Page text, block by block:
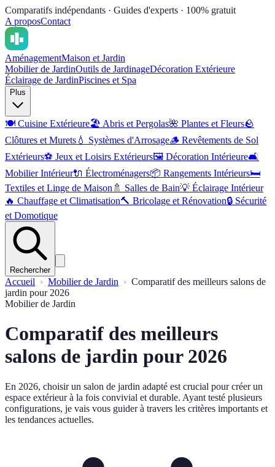
Comparatifs indépendants · Guides d'experts · 100% gratuit
A proposContact
AménagementMaison et Jardin
Mobilier de JardinOutils de JardinageDécoration Extérieure
Éclairage de JardinPiscines et Spa
Plus
🍽️ Cuisine Extérieure🏖️ Abris et Pergolas🌺 Plantes et Fleurs🪨
Clôtures et Murets 💧 Systèmes d'Arrosage🪵 Revêtements de Sol
Extérieurs⚽ Jeux et Loisirs Extérieurs🖼️ Décoration Intérieure🛋️
Mobilier Intérieur🔌 Électroménagers📦 Rangements Intérieurs🛏️
Textiles et Linge de Maison 🚿 Salles de Bain💡 Éclairage Intérieur
🔥 Chauffage et Climatisation🔨 Bricolage et Rénovation🔒 Sécurité
et Domotique
Rechercher
Accueil Mobilier de Jardin
Comparatif des meilleurs salons de
jardin pour 2026
Mobilier de Jardin
Comparatif des meilleurs
salons de jardin pour 2026
En 2026, choisir un salon de jardin adapté est crucial pour créer un
espace extérieur à la fois convivial et durable. Ayant testé plusieurs
configurations, je vais vous guider à travers les critères importants et
les tendances actuelles.